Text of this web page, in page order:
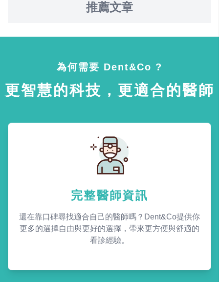
推薦文章
為何需要 Dent&Co ?
更智慧的科技，更適合的醫師
完整醫師資訊
還在靠口碑尋找適合自己的醫師嗎？Dent&Co提供你
更多的選擇自由與更好的選擇，帶來更方便與舒適的
看診經驗。